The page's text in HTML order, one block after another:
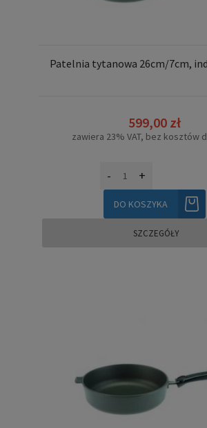
Patelnia tytanowa 26cm/7cm,
599,00 zł
zawiera 23% VAT, bez kosztów
- +
DO KOSZYKA
SZCZEGÓŁY